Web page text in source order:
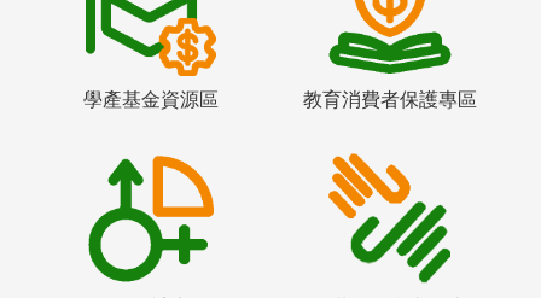
學產基金資源區 教育消費者保護專區